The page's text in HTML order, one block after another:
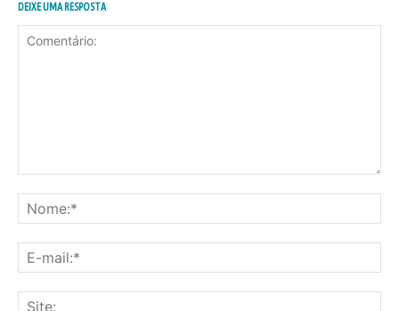
DEIXE UMA RESPOSTA